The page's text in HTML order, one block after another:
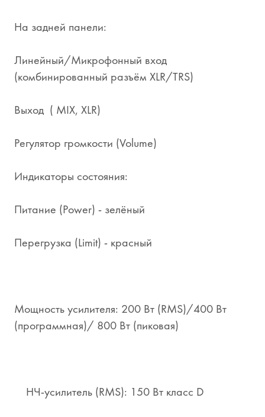
На задней панели:
Линейный/Микрофонный вход
(комбинированный разъём XLR/TRS)
Выход ( MIX, XLR)
Регулятор громкости (Volume)
Индикаторы состояния:
Питание (Power) - зелёный
Перегрузка (Limit) - красный
Мощность усилителя: 200 Вт (RMS)/400 Вт
(программная)/ 800 Вт (пиковая)
НЧ-усилитель (RMS): 150 Вт класс D